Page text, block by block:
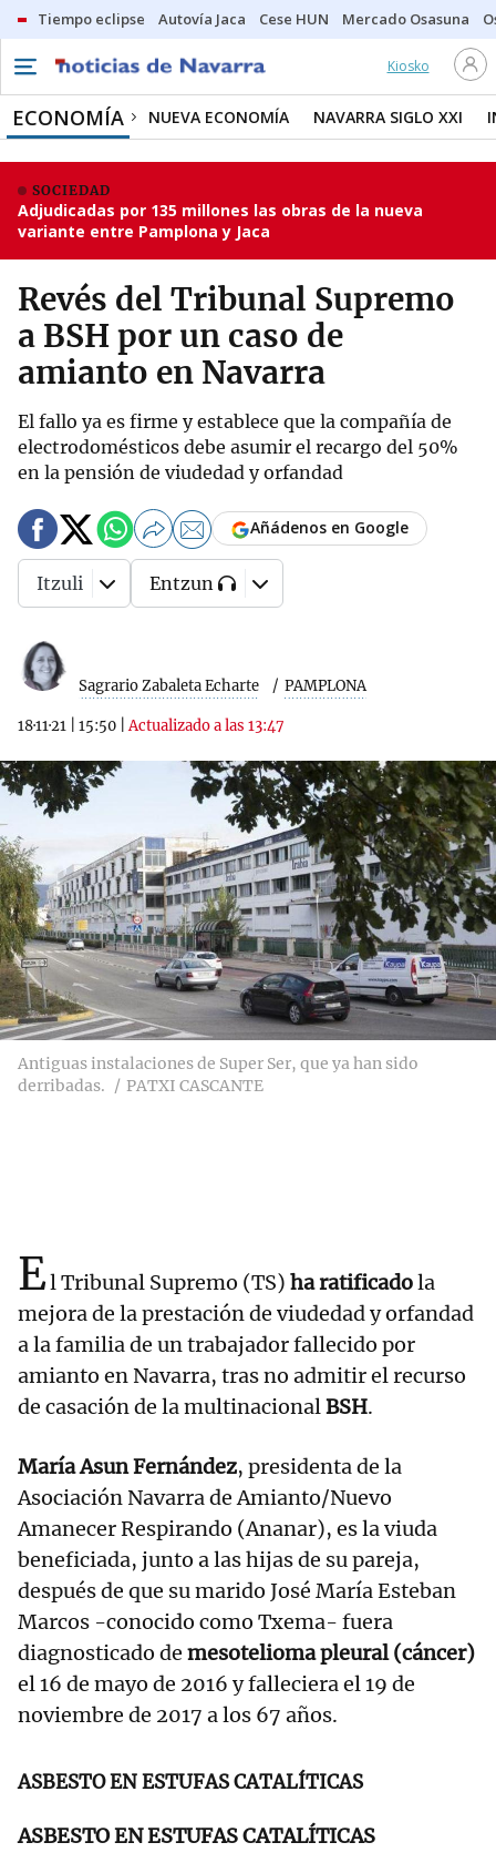
Tiempo eclipse Autovía Jaca Cese HUN Mercado Osasuna
Kiosko
ECONOMÍA NUEVA ECONOMÍA NAVARRA SIGLO XXI
SOCIEDAD
Adjudicadas por 135 millones las obras de la nueva
variante entre Pamplona y Jaca
Revés del Tribunal Supremo
a BSH por un caso de
amianto en Navarra
El fallo ya es firme y establece que la compañía de
electrodomésticos debe asumir el recargo del 50%
en la pensión de viudedad y orfandad
Sagrario Zabaleta Echarte PAMPLONA
18·11·21 15:50 |Actualizado a las 13:47
Añádenos en Google
Itzuli Entzun
Antiguas instalaciones de Super Ser, que ya han sido
derribadas.
PATXI CASCANTE
El Tribunal Supremo (TS) ha ratificadola
mejora de la prestación de viudedad y orfandad
a la familia de un trabajador fallecido por
amianto en Navarra, tras no admitir el recurso
de casación de la multinacionalBSH.
María Asun Fernández, presidenta de la
Asociación Navarra de Amianto/Nuevo
Amanecer Respirando (Ananar), es la viuda
beneficiada, junto a las hijas de su pareja,
después de que su marido José María Esteban
Marcos -conocido como Txema- fuera
diagnosticado de mesotelioma pleural (cáncer)
el 16 de mayo de 2016 y falleciera el 19 de
noviembre de 2017 a los 67 años.
ASBESTO EN ESTUFAS CATALÍTICAS
ASBESTO EN ESTUFAS CATALÍTICAS